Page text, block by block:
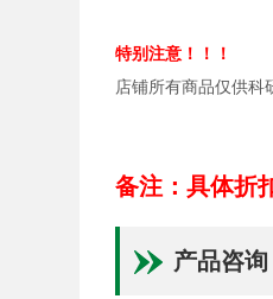
特别注意！！！
店铺所有商品仅供科
备注：具体折
产品咨询